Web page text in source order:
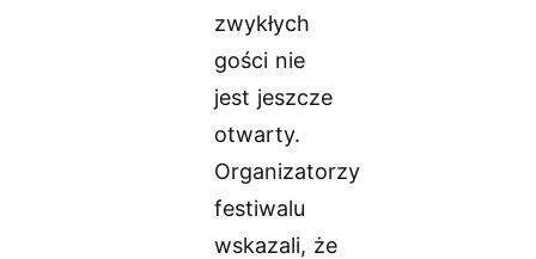
zwykłych
gości nie
jest jeszcze
otwarty.
Organizatorzy
festiwalu
wskazali, że